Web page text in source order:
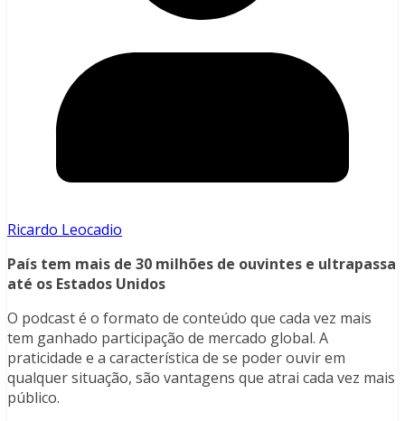
Ricardo Leocadio
País tem mais de 30 milhões de ouvintes e ultrapassa
até os Estados Unidos
O podcast é o formato de conteúdo que cada vez mais
tem ganhado participação de mercado global. A
praticidade e a característica de se poder ouvir em
qualquer situação, são vantagens que atrai cada vez mais
público.